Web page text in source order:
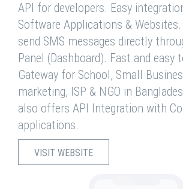
API for developers. Easy
Software Applications &
send SMS messages directly
Panel (Dashboard). Fast and easy
Gateway for School, Small
marketing, ISP & NGO in
also offers API Integration with
applications.
VISIT WEBSITE